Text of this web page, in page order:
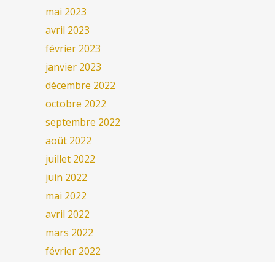
mai 2023
avril 2023
février 2023
janvier 2023
décembre 2022
octobre 2022
septembre 2022
août 2022
juillet 2022
juin 2022
mai 2022
avril 2022
mars 2022
février 2022